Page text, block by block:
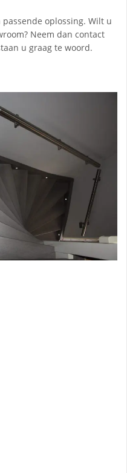
oplossing. Wilt u
Neem dan contact
u graag te woord.